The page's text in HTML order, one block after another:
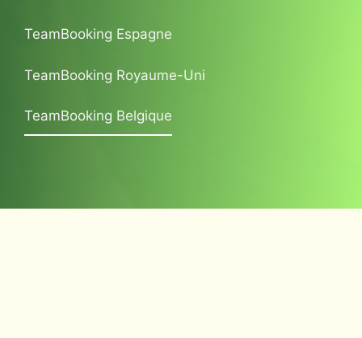
TeamBooking Espagne
TeamBooking Royaume-Uni
TeamBooking Belgique